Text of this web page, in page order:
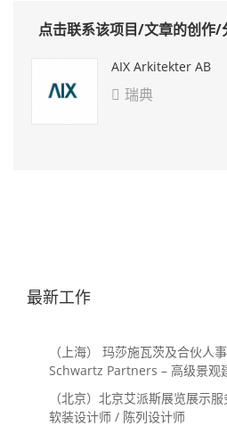
点击联系该项目/文章的创作/
AIX Arkitekter AB
 瑞典
最新工作
（上海） 玛莎施瓦茨及合伙人
Schwartz Partners – 高级景观
Landscape Designer / 景观建
Landscape Designer
（北京）北京艾派斯展览展示
软装设计师 / 陈列设计师